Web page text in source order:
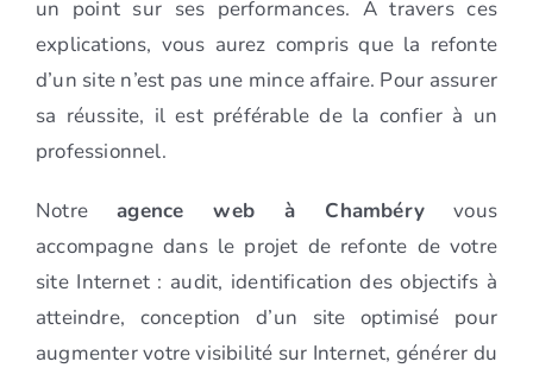
un point sur ses performances. A travers ces
explications, vous aurez compris que la refonte
d’un site n’est pas une mince affaire. Pour assurer
sa réussite, il est préférable de la confier à un
professionnel.
Notreagence web à Chambéry vous
accompagne dans le projet de refonte de votre
site Internet : audit, identification des objectifs à
atteindre, conception d’un site optimisé pour
augmenter votre visibilité sur Internet, générer du